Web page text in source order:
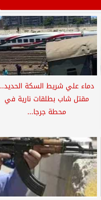
دماء علي شريط السكة الحديد..
مقتل شاب بطلقات نارية في
محطة جرجا...